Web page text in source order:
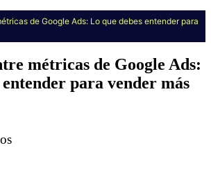
de Google Ads: Lo que debes entender para
métricas de Google Ads:
para vender más